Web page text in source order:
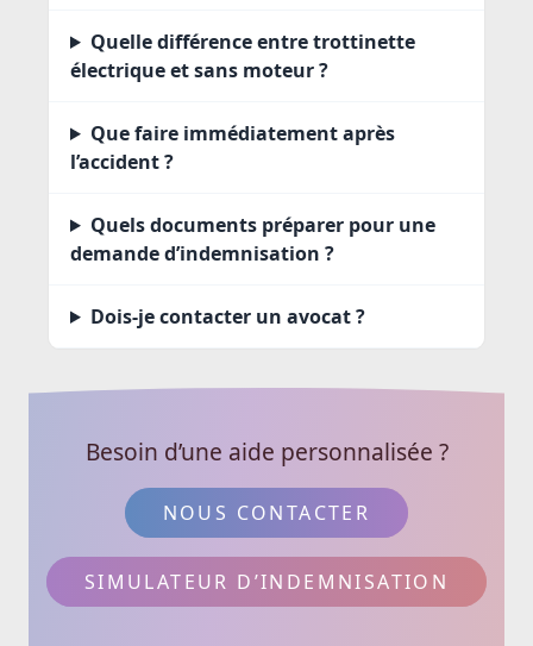
Quelle différence entre trottinette
électrique et sans moteur ?
Que faire immédiatement après
l’accident ?
Quels documents préparer pour une
demande d’indemnisation ?
Dois‑je contacter un avocat ?
Besoin d’une aide personnalisée ?
NOUS CONTACTER
SIMULATEUR D’INDEMNISATION